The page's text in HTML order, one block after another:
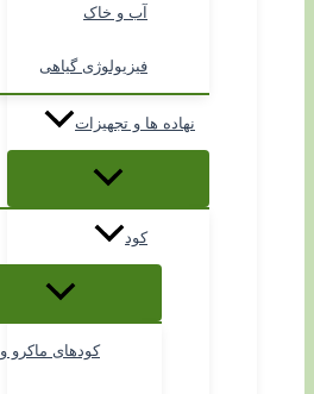
آب و خاک
فیزیولوژی گیاهی
نهاده ها و تجهیزات
کود
کودهای ماکرو و NPK